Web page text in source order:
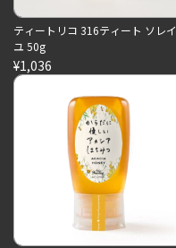
ティートリコ 316ティート ソレイ
ユ 50g
¥1,036